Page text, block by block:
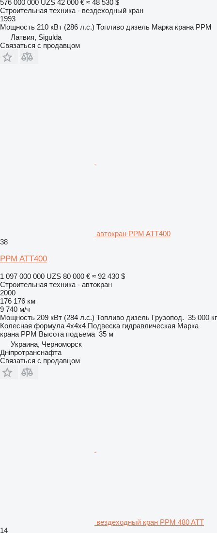
576 000 000 UZS 42 000 € ≈ 48 530 $
Строительная техника - вездеходный кран
1993
Мощность 210 кВт (286 л.с.) Топливо дизель Марка крана PPM
Латвия, Sigulda
Связаться с продавцом
автокран PPM ATT400
38
PPM ATT400
1 097 000 000 UZS 80 000 € ≈ 92 430 $
Строительная техника - автокран
2000
176 176 км
9 740 м/ч
Мощность 209 кВт (284 л.с.) Топливо дизель Грузопод. 35 000 кг
Колесная формула 4x4x4 Подвеска гидравлическая Марка
крана PPM Высота подъема 35 м
Украина, Черноморск
Дніпротранснафта
Связаться с продавцом
вездеходный кран PPM 480 ATT
14